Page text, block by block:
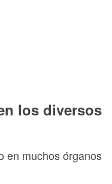
los diversos
en muchos órganos